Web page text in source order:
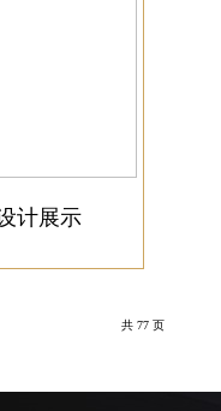
计展示
共 77 页